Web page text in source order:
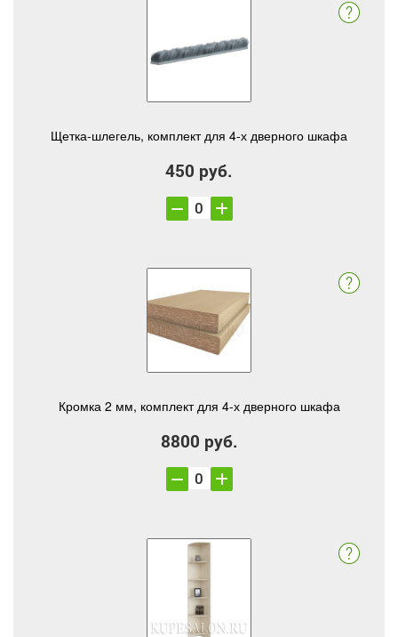
Щетка-шлегель, комплект для 4-х дверного шкафа
450 руб.
Кромка 2 мм, комплект для 4-х дверного шкафа
8800 руб.